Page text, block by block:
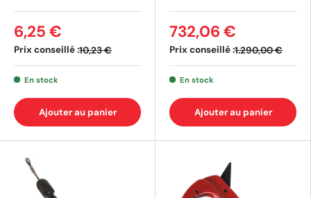
Prix conseillé :10,23 €
6,25 €
En stock
Ajouter au panier
Prix conseillé :1.290,00 €
732,06 €
En stock
Ajouter au panier